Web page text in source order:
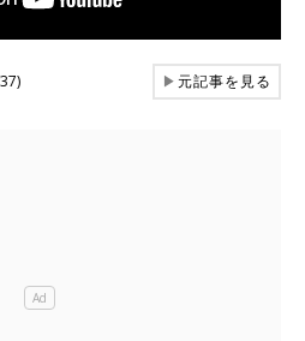
▶元記事を見る